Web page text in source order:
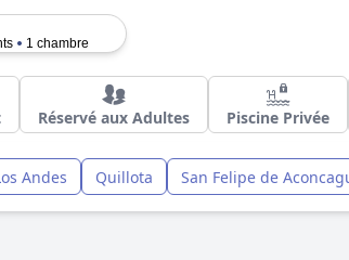
1 chambre
Réservé aux Adultes Piscine Privée
Andes Quillota San Felipe de